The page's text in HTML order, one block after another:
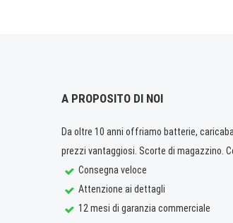
A PROPOSITO DI NOI
Da oltre 10 anni offriamo batterie,
prezzi vantaggiosi. Scorte di magazzino.
Consegna veloce
Attenzione ai dettagli
12 mesi di garanzia commerciale